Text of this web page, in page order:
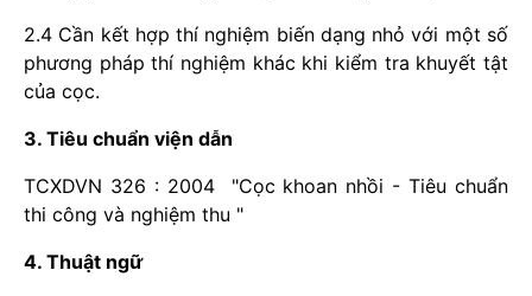
2.4 Cần kết hợp thí nghiệm biến dạng nhỏ với một số
phương pháp thí nghiệm khác khi kiểm tra khuyết tật
của cọc.
3. Tiêu chuẩn viện dẫn
TCXDVN 326 : 2004 "Cọc khoan nhồi - Tiêu chuẩn
thi công và nghiệm thu "
4. Thuật ngữ